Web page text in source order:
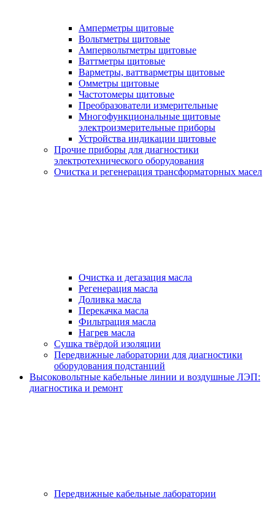
Амперметры щитовые
Вольтметры щитовые
Ампервольтметры щитовые
Ваттметры щитовые
Варметры, ваттварметры щитовые
Омметры щитовые
Частотомеры щитовые
Преобразователи измерительные
Многофункциональные щитовые
электроизмерительные приборы
Устройства индикации щитовые
Прочие приборы для диагностики
электротехнического оборудования
Очистка и регенерация трансформаторных масел
Очистка и дегазация масла
Регенерация масла
Доливка масла
Перекачка масла
Фильтрация масла
Нагрев масла
Сушка твёрдой изоляции
Передвижные лаборатории для диагностики
оборудования подстанций
Высоковольтные кабельные линии и воздушные ЛЭП:
диагностика и ремонт
Передвижные кабельные лаборатории